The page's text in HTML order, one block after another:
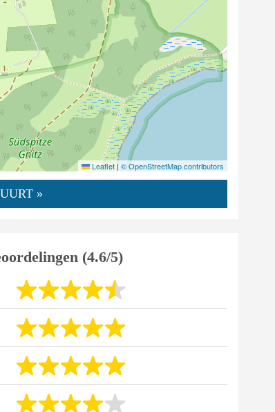
Leaflet | © OpenStreetMap contributors
»
(4.6/5)